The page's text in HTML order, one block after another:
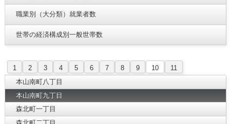
職業別（大分類）就業者数
世帯の経済構成別一般世帯数
1 2 3 4 5 6 7 8 9 10
11
本山南町八丁目
本山南町九丁目
森北町一丁目